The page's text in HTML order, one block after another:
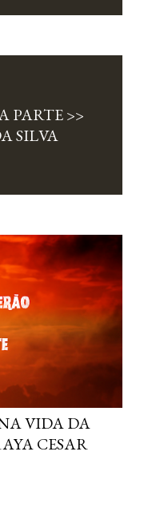
PARTE >>
SILVA
VIDA DA
CESAR